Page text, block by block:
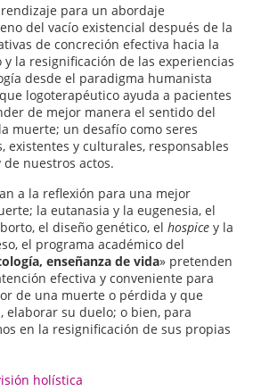
para un abordaje
del vacío existencial después de la
de concreción efectiva hacia la
la resignificación de las experiencias
desde el paradigma humanista
logoterapéutico ayuda a pacientes
de mejor manera el sentido del
muerte; un desafío como seres
existentes y culturales, responsables
nuestros actos.
a la reflexión para una mejor
la eutanasia y la eugenesia, el
el diseño genético, elhospice y la
el programa académico del
enseñanza de vida» pretenden
efectiva y conveniente para
de una muerte o pérdida y que
elaborar su duelo; o bien, para
en la resignificación de sus propias
holística